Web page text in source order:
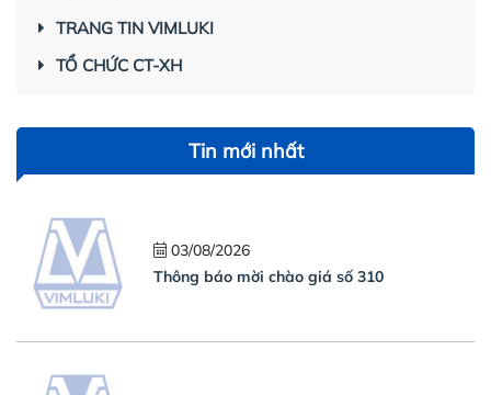
TRANG TIN VIMLUKI
TỔ CHỨC CT-XH
Tin mới nhất
03/08/2026
Thông báo mời chào giá số 310